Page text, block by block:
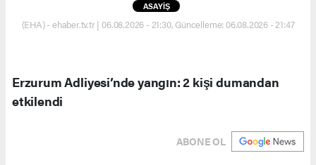
ASAYİŞ
(EHA) - ehaber.tv.tr | 06.08.2026 - 21:30, Güncelleme: 06.08.2026 - 21:47
Erzurum Adliyesi’nde yangın: 2 kişi dumandan
etkilendi
ABONE OL